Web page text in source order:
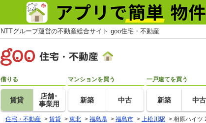
NTTグループ運営の不動産総合サイト goo住宅・不動産
借りる
賃貸
店舗･
事業用
マンションを買う
新築 中古
一戸建てを買う
新築 中古
住宅・不動産 > 賃貸 > 東北 > 福島県 > 福島市 > 上松川駅 > 相原ハイツ